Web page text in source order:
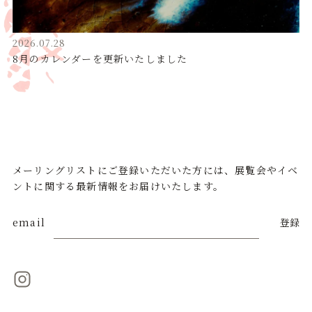
2026.07.28
8月のカレンダーを更新いたしました
メーリングリストにご登録いただいた方には、展覧会やイベ
ントに関する最新情報をお届けいたします。
email 登録